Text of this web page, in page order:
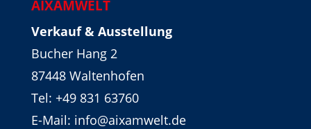
AIXAMWELT
Verkauf & Ausstellung
Bucher Hang 2
87448 Waltenhofen
Tel: +49 831 63760
E-Mail: info@aixamwelt.de